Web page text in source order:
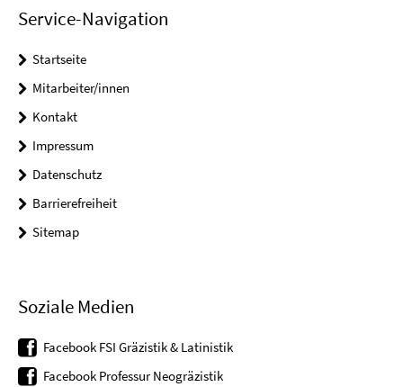
Service-Navigation
Startseite
Mitarbeiter/innen
Kontakt
Impressum
Datenschutz
Barrierefreiheit
Sitemap
Soziale Medien
Facebook FSI Gräzistik & Latinistik
Facebook Professur Neogräzistik